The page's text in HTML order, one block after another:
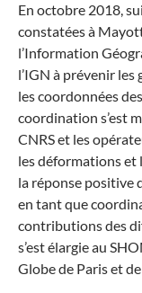
En octobre 2018,
constatées à
l’Information
l’IGN à prévenir les
les coordonnées
coordination s’est
CNRS et les
les déformations et
la réponse positive
en tant que
contributions des
s’est élargie au
Globe de Paris et